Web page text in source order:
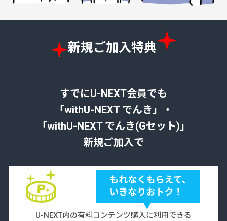
新規ご加入特典
すでにU-NEXT会員でも
「withU-NEXT でんき」・
「withU-NEXT でんき(Gセット)」
新規ご加入で
U-NEXT内の有料コンテンツ購入に利用できる